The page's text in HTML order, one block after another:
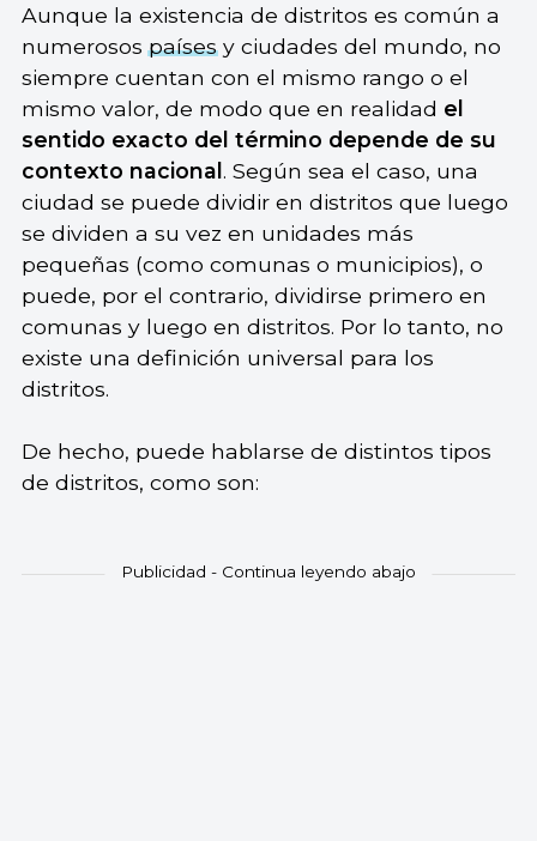
Aunque la existencia de distritos es común a
numerosospaísesy ciudades del mundo, no
siempre cuentan con el mismo rango o el
mismo valor, de modo que en realidad el
sentido exacto del término depende de su
contexto nacional. Según sea el caso, una
ciudad se puede dividir en distritos que luego
se dividen a su vez en unidades más
pequeñas (como comunas o municipios), o
puede, por el contrario, dividirse primero en
comunas y luego en distritos. Por lo tanto, no
existe una definición universal para los
distritos.
De hecho, puede hablarse de distintos tipos
de distritos, como son: